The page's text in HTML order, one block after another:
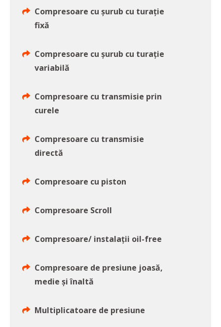
Compresoare cu șurub cu turație
fixă
Compresoare cu șurub cu turație
variabilă
Compresoare cu transmisie prin
curele
Compresoare cu transmisie
directă
Compresoare cu piston
Compresoare Scroll
Compresoare/ instalaţii oil-free
Compresoare de presiune joasă,
medie şi înaltă
Multiplicatoare de presiune